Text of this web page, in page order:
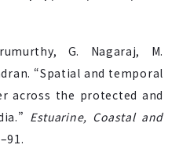
G. Nagaraj, M.
“Spatial and temporal
across the protected and
Estuarine, Coastal and